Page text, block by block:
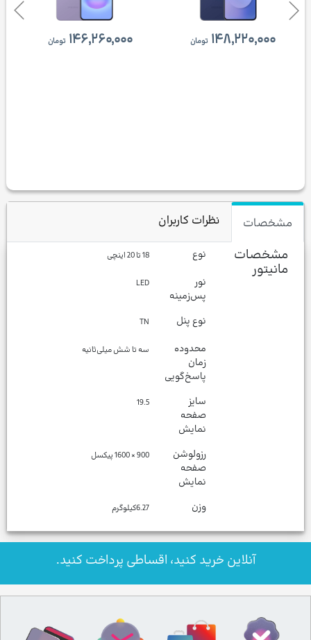
۱۴۶,۲۶۰,۰۰۰ تومان ۱۴۸,۲۲۰,۰۰۰ تومان
مشخصات نظرات کاربران
مشخصات
مانیتور
نوع 18 تا 20 اینچی
نور
پس‌زمینه
LED
نوع پنل TN
محدوده
زمان
پاسخ‌گویی
سه تا شش میلی‌ثانیه
سایز
صفحه
نمایش
19.5
رزولوشن
صفحه
نمایش
900 × 1600 پیکسل
وزن 6.27كيلوگرم
آنلاین خرید کنید، اقساطی پرداخت کنید.